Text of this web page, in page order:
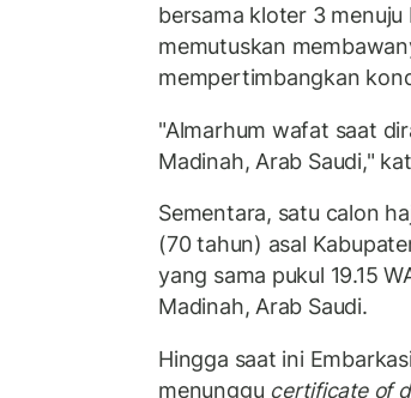
bersama kloter 3
memutuskan
mempertimbangkan
"Almarhum wafat saat
Madinah, Arab Saudi,"
Sementara, satu calon
(70 tahun) asal
yang sama pukul 19.15
Madinah, Arab Saudi.
Hingga saat ini
menunggu certificate of